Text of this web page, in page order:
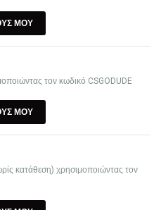
ΜΟΥ
τον κωδικό CSGODUDE
ΜΟΥ
κατάθεση) χρησιμοποιώντας τον